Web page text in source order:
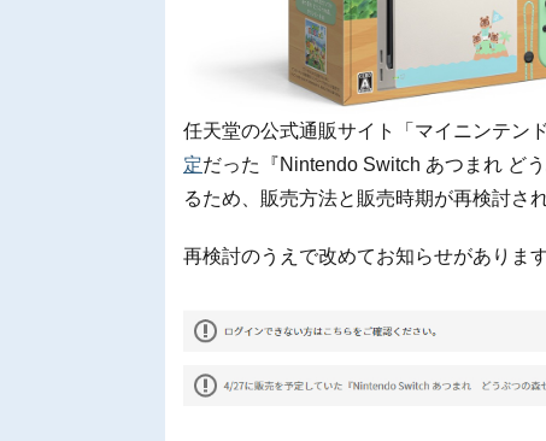
任天堂の公式通販サイト「マイニンテン
定だった『Nintendo Switch あつまれ ど
るため、販売方法と販売時期が再検討さ
再検討のうえで改めてお知らせがありま